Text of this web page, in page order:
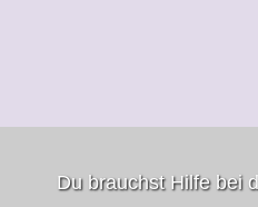
Du brauchst Hilfe bei